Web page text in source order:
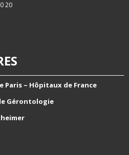
20
– Hôpitaux de France
Gérontologie